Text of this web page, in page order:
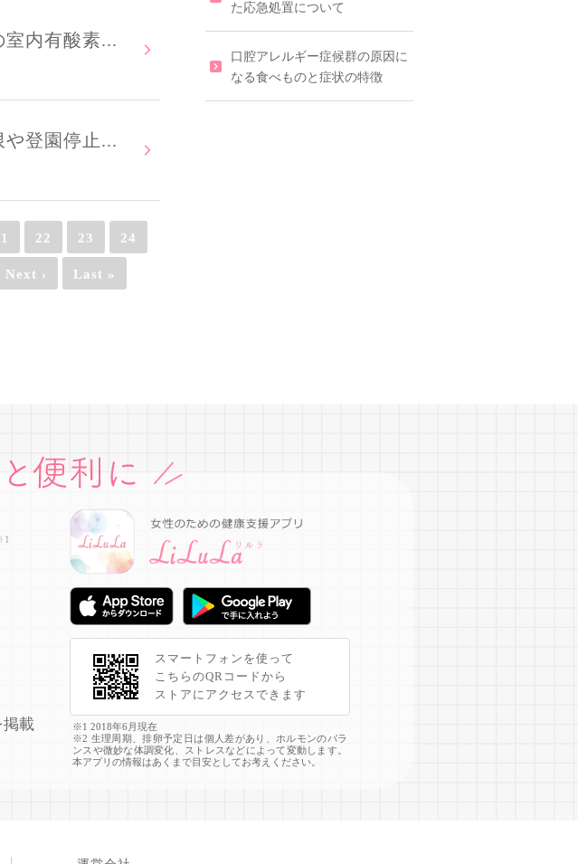
内有酸素...
登園停止...
22 23 24
Next › Last »
た応急処置について
口腔アレルギー症候群の原因に
なる食べものと症状の特徴
掲載
スマートフォンを使って
こちらのQRコードから
ストアにアクセスできます
※1 2018年6月現在
※2 生理周期、排卵予定日は個人差があり、ホルモンのバラ
ンスや微妙な体調変化、ストレスなどによって変動します。
本アプリの情報はあくまで目安としてお考えください。